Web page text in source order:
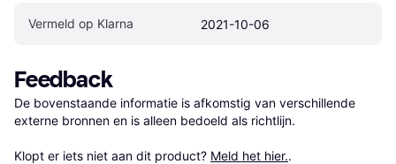
Vermeld op Klarna 2021-10-06
Feedback
De bovenstaande informatie is afkomstig van verschillende
externe bronnen en is alleen bedoeld als richtlijn.
Klopt er iets niet aan dit product? Meld het hier..